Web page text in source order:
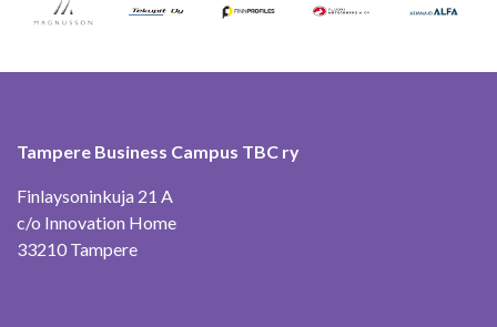
Tampere Business Campus TBC ry
Finlaysoninkuja 21 A
c/o Innovation Home
33210 Tampere